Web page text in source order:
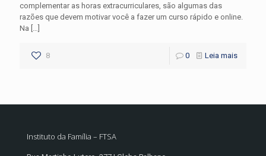
complementar as horas extracurriculares, são algumas das
razões que devem motivar você a fazer um curso rápido e online.
Na […]
8 0 Leia mais
Instituto da Família – FTSA